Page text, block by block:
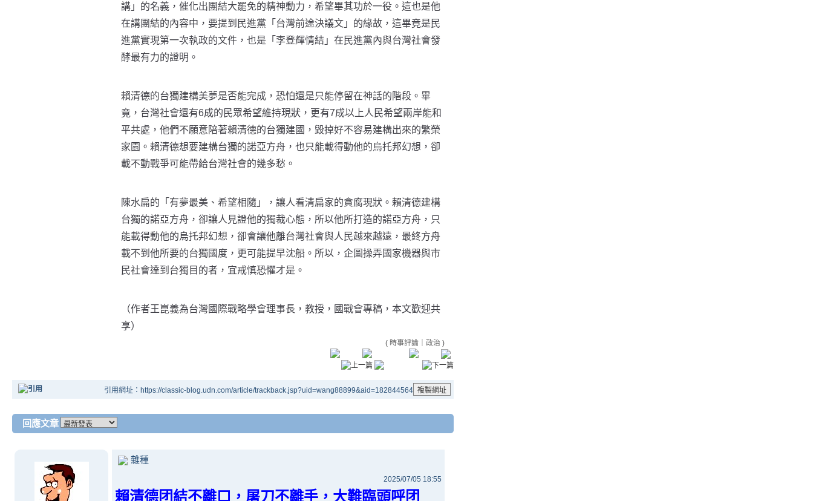
講」的名義，催化出團結大罷免的精神動力，希望畢其功於一役。這也是他
在講團結的內容中，要提到民進黨「台灣前途決議文」的緣故，這畢竟是民
進黨實現第一次執政的文件，也是「李登輝情結」在民進黨內與台灣社會發
酵最有力的證明。
賴清德的台獨建構美夢是否能完成，恐怕還是只能停留在神話的階段。畢
竟，台灣社會還有6成的民眾希望維持現狀，更有7成以上人民希望兩岸能和
平共處，他們不願意陪著賴清德的台獨建國，毀掉好不容易建構出來的繁榮
家園。賴清德想要建構台獨的諾亞方舟，也只能載得動他的烏托邦幻想，卻
載不動戰爭可能帶給台灣社會的幾多愁。
陳水扁的「有夢最美、希望相隨」，讓人看清扁家的貪腐現狀。賴清德建構
台獨的諾亞方舟，卻讓人見證他的獨裁心態，所以他所打造的諾亞方舟，只
能載得動他的烏托邦幻想，卻會讓他離台灣社會與人民越來越遠，最終方舟
載不到他所要的台獨國度，更可能提早沈船。所以，企圖操弄國家機器與市
民社會達到台獨目的者，宜戒慎恐懼才是。
（作者王崑義為台灣國際戰略學會理事長，教授，國戰會專稿，本文歡迎共
享）
( 時事評論 政治 )
引用網址：https://classic-blog.udn.com/article/trackback.jsp?uid=wang88899&aid=182844564
回應文章
雜種
2025/07/05 18:55
賴清德团結不離口，屠刀不離手，大難臨頭呼团